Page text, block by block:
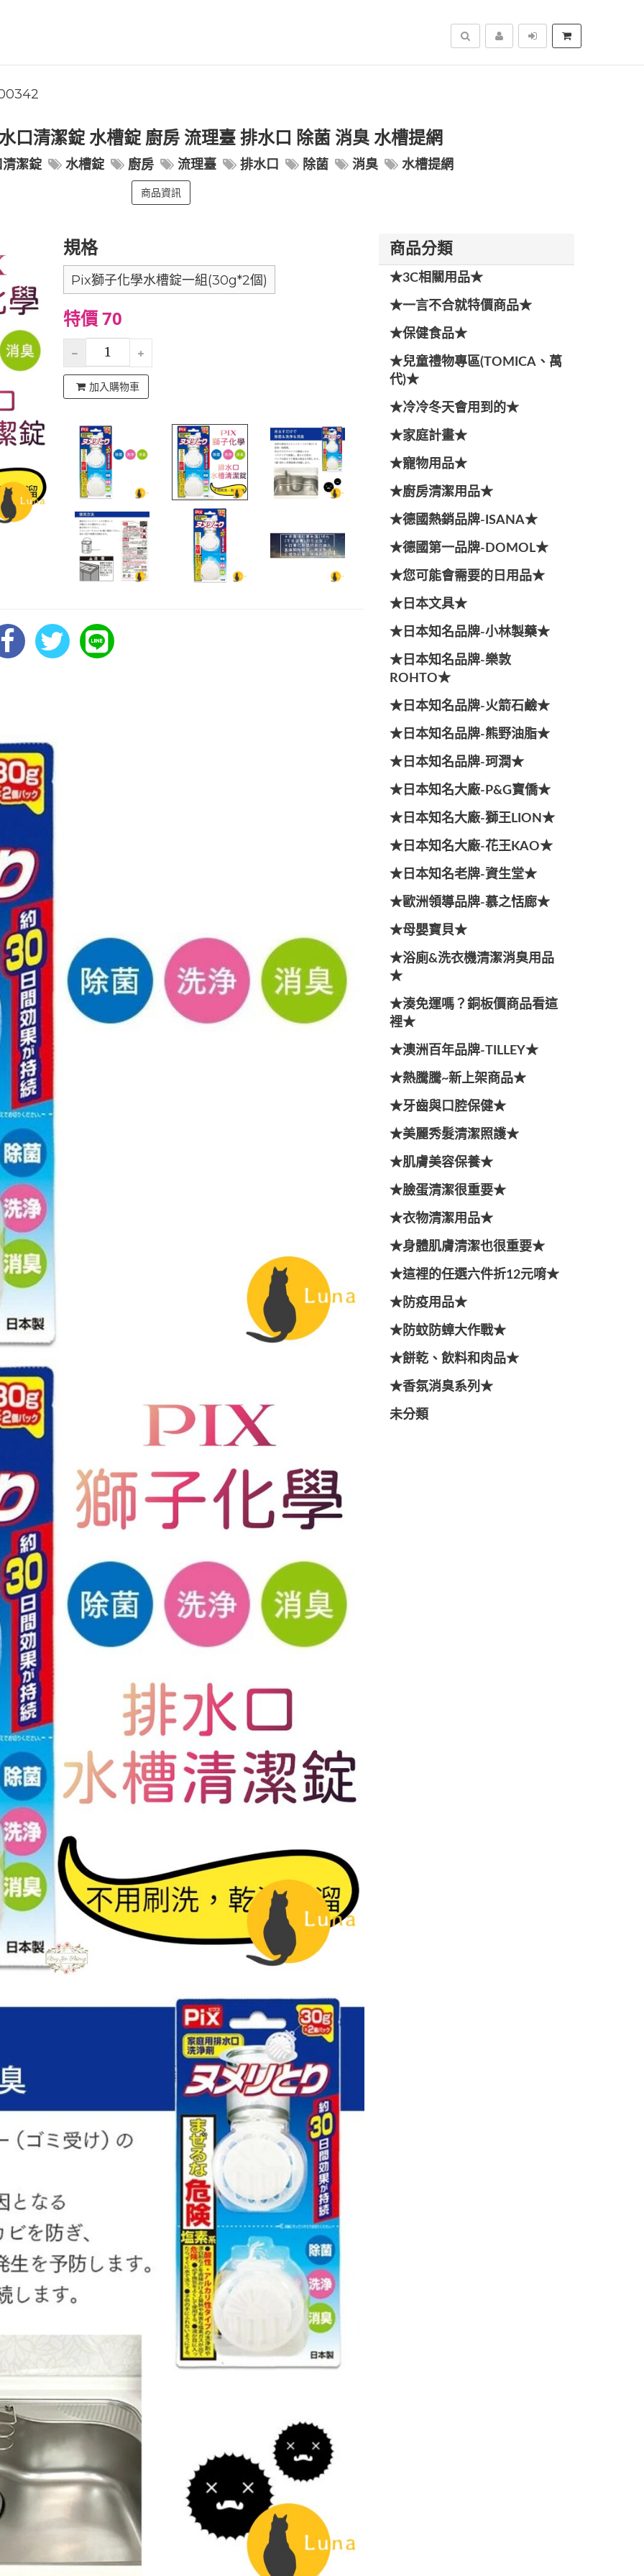
搜尋
口清潔錠 水槽錠 廚房 流理臺 排水口 除菌 消臭 水槽提網
潔錠 水槽錠 廚房 流理臺 排水口 除菌 消臭 水槽提網
商品資訊
規格
Pix獅子化學水槽錠一組(30g*2個)
特價 70
加入購物車
商品分類
★3C相關用品★
★一言不合就特價商品★
★保健食品★
★兒童禮物專區(TOMICA、萬
代)★
★冷冷冬天會用到的★
★家庭計畫★
★寵物用品★
★廚房清潔用品★
★德國熱銷品牌-ISANA★
★德國第一品牌-DOMOL★
★您可能會需要的日用品★
★日本文具★
★日本知名品牌-小林製藥★
★日本知名品牌-樂敦
ROHTO★
★日本知名品牌-火箭石鹼★
★日本知名品牌-熊野油脂★
★日本知名品牌-珂潤★
★日本知名大廠-P&G寶僑★
★日本知名大廠-獅王LION★
★日本知名大廠-花王KAO★
★日本知名老牌-資生堂★
★歐洲領導品牌-慕之恬廊★
★母嬰寶貝★
★浴廁&洗衣機清潔消臭用品
★
★湊免運嗎？銅板價商品看這
裡★
★澳洲百年品牌-TILLEY★
★熱騰騰~新上架商品★
★牙齒與口腔保健★
★美麗秀髮清潔照護★
★肌膚美容保養★
★臉蛋清潔很重要★
★衣物清潔用品★
★身體肌膚清潔也很重要★
★這裡的任選六件折12元唷★
★防疫用品★
★防蚊防蟑大作戰★
★餅乾、飲料和肉品★
★香氛消臭系列★
未分類